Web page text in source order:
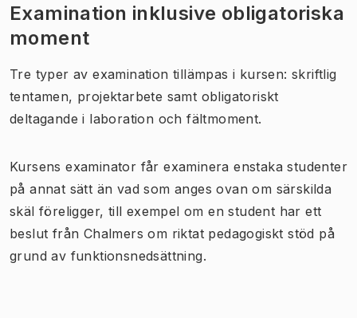
Examination inklusive obligatoriska
moment
Tre typer av examination tillämpas i kursen: skriftlig
tentamen, projektarbete samt obligatoriskt
deltagande i laboration och fältmoment.
Kursens examinator får examinera enstaka studenter
på annat sätt än vad som anges ovan om särskilda
skäl föreligger, till exempel om en student har ett
beslut från Chalmers om riktat pedagogiskt stöd på
grund av funktionsnedsättning.